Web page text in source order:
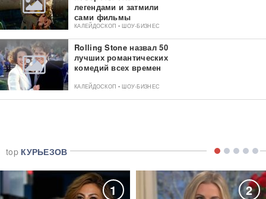
легендами и затмили
сами фильмы
КАЛЕЙДОСКОП • ШОУ-БИЗНЕС
Rolling Stone назвал 50
лучших романтических
комедий всех времен
КАЛЕЙДОСКОП • ШОУ-БИЗНЕС
top КУРЬЕЗОВ
1 2